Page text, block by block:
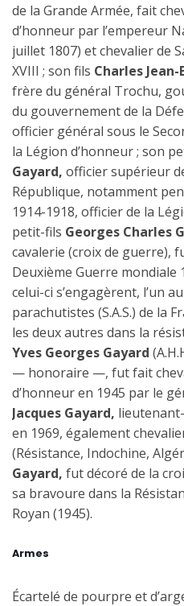
de la Grande Armée, fait
d’honneur par l’empereur
juillet 1807) et chevalier de
XVIII ; son fils Charles
frère du général Trochu,
du gouvernement de la
officier général sous le
la Légion d’honneur ; son
Gayard, officier supérieur
République, notamment
1914-1918, officier de la
petit-fils Georges Charles
cavalerie (croix de guerre),
Deuxième Guerre mondiale
celui-ci s’engagèrent, l’un
parachutistes (S.A.S.) de la
les deux autres dans la
Yves Georges Gayard
— honoraire —, fut fait
d’honneur en 1945 par le
Jacques Gayard,
en 1969, également
(Résistance, Indochine,
Gayard, fut décoré de la
sa bravoure dans la
Royan (1945).
Armes
Écartelé de pourpre et